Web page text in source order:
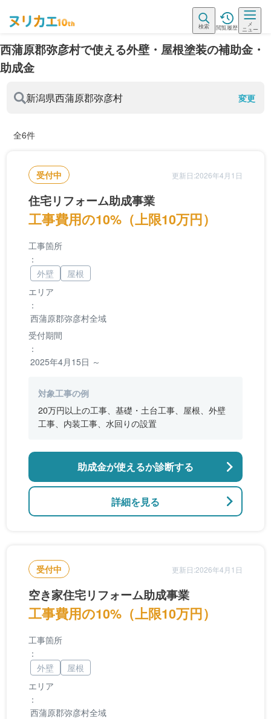
検索 閲覧履歴
メ
ニュー
西蒲原郡弥彦村で使える外壁・屋根塗装の補助金・
助成金
新潟県西蒲原郡弥彦村 変更
全6件
受付中 更新日:2026年4月1日
住宅リフォーム助成事業
工事費用の10%（上限10万円）
エリア
：
西蒲原郡弥彦村全域
受付期間
：
2025年4月15日 ～
工事箇所
：
外壁
屋根
対象工事の例
20万円以上の工事、基礎・土台工事、屋根、外壁
工事、内装工事、水回りの設置
詳細を見る
助成金が使えるか診断する
受付中 更新日:2026年4月1日
空き家住宅リフォーム助成事業
工事費用の10%（上限10万円）
エリア
：
西蒲原郡弥彦村全域
工事箇所
：
外壁
屋根